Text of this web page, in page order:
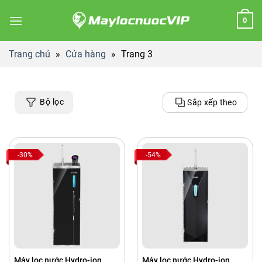
0
Trang chủ » Cửa hàng » Trang 3
Bộ lọc Sắp xếp theo
-30% -54%